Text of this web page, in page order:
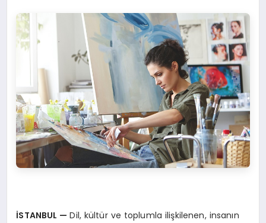
İSTANBUL —Dil, kültür ve toplumla ilişkilenen, insanın